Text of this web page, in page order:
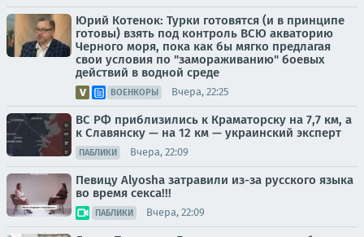
Юрий Котенок: Турки готовятся (и в принципе
готовы) взять под контроль ВСЮ акваторию
Черного моря, пока как бы мягко предлагая
свои условия по "замораживанию" боевых
действий в водной среде
ВОЕНКОРЫ Вчера, 22:25
ВС РФ приблизились к Краматорску на 7,7 км, а
к Славянску — на 12 км — украинский эксперт
ПАБЛИКИ Вчера, 22:09
Певицу Alyosha затравили из-за русского языка
во время секса!!!
ПАБЛИКИ Вчера, 22:09